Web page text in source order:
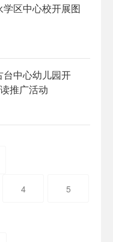
区中心校开展图
中心幼儿园开
推广活动
4 5